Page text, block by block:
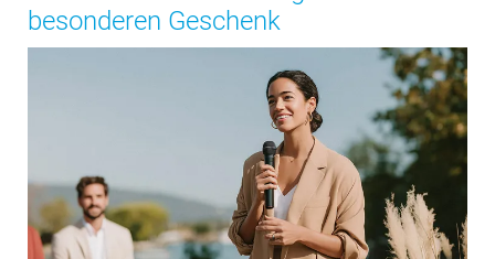
besonderen Geschenk